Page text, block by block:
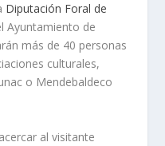
Diputación Foral de
Ayuntamiento de
más de 40 personas
culturales,
o Mendebaldeco
al visitante